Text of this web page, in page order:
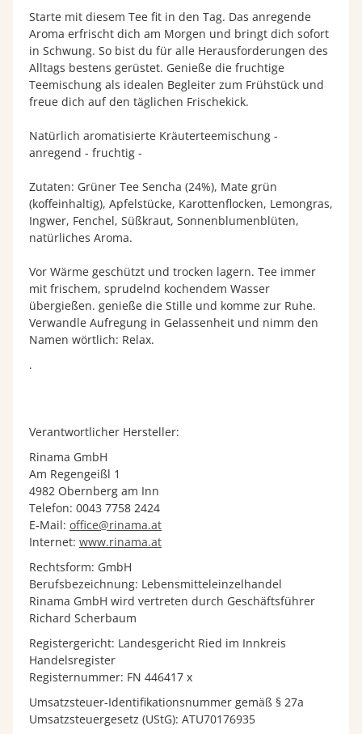
Starte mit diesem Tee fit in den Tag. Das anregende
Aroma erfrischt dich am Morgen und bringt dich sofort
in Schwung. So bist du für alle Herausforderungen des
Alltags bestens gerüstet. Genieße die fruchtige
Teemischung als idealen Begleiter zum Frühstück und
freue dich auf den täglichen Frischekick.
Natürlich aromatisierte Kräuterteemischung -
anregend - fruchtig -
Zutaten: Grüner Tee Sencha (24%), Mate grün
(koffeinhaltig), Apfelstücke, Karottenflocken, Lemongras,
Ingwer, Fenchel, Süßkraut, Sonnenblumenblüten,
natürliches Aroma.
Vor Wärme geschützt und trocken lagern. Tee immer
mit frischem, sprudelnd kochendem Wasser
übergießen. genieße die Stille und komme zur Ruhe.
Verwandle Aufregung in Gelassenheit und nimm den
Namen wörtlich: Relax.
.
Verantwortlicher Hersteller:
Rinama GmbH
Am Regengeißl 1
4982 Obernberg am Inn
Telefon: 0043 7758 2424
E-Mail: office@rinama.at
Internet: www.rinama.at
Rechtsform: GmbH
Berufsbezeichnung: Lebensmitteleinzelhandel
Rinama GmbH wird vertreten durch Geschäftsführer
Richard Scherbaum
Registergericht: Landesgericht Ried im Innkreis
Handelsregister
Registernummer: FN 446417 x
Umsatzsteuer-Identifikationsnummer gemäß § 27a
Umsatzsteuergesetz (UStG): ATU70176935